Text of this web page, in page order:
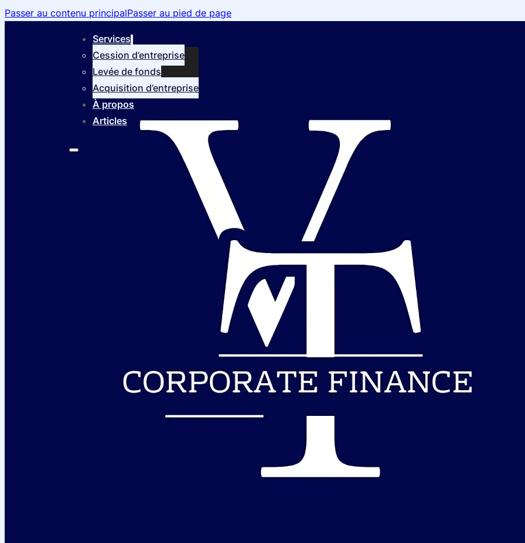
Passer au contenu principalPasser au pied de page
Services
Cession d’entreprise
Levée de fonds
Acquisition d’entreprise
À propos
Articles